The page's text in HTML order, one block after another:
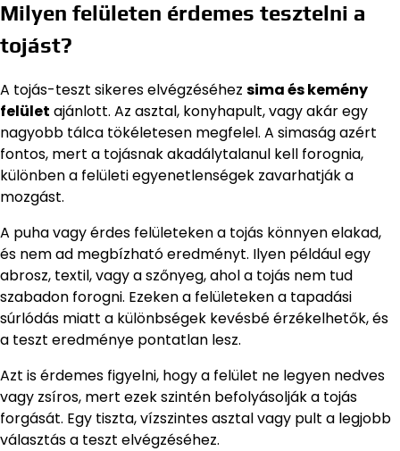
Milyen felületen érdemes tesztelni a
tojást?
A tojás-teszt sikeres elvégzéséhez sima és kemény
felület ajánlott. Az asztal, konyhapult, vagy akár egy
nagyobb tálca tökéletesen megfelel. A simaság azért
fontos, mert a tojásnak akadálytalanul kell forognia,
különben a felületi egyenetlenségek zavarhatják a
mozgást.
A puha vagy érdes felületeken a tojás könnyen elakad,
és nem ad megbízható eredményt. Ilyen például egy
abrosz, textil, vagy a szőnyeg, ahol a tojás nem tud
szabadon forogni. Ezeken a felületeken a tapadási
súrlódás miatt a különbségek kevésbé érzékelhetők, és
a teszt eredménye pontatlan lesz.
Azt is érdemes figyelni, hogy a felület ne legyen nedves
vagy zsíros, mert ezek szintén befolyásolják a tojás
forgását. Egy tiszta, vízszintes asztal vagy pult a legjobb
választás a teszt elvégzéséhez.